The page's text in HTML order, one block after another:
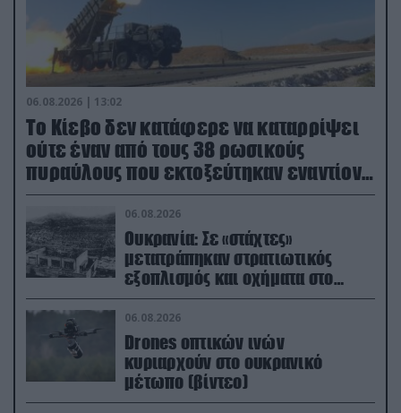
06.08.2026 | 13:02
Το Κίεβο δεν κατάφερε να καταρρίψει
ούτε έναν από τους 38 ρωσικούς
πυραύλους που εκτοξεύτηκαν εναντίον
του
06.08.2026
Ουκρανία: Σε «στάχτες»
μετατράπηκαν στρατιωτικός
εξοπλισμός και οχήματα στο
Κίεβο μετά από ρωσικά
πλήγματα (βίντεο)
06.08.2026
Drones οπτικών ινών
κυριαρχούν στο ουκρανικό
μέτωπο (βίντεο)